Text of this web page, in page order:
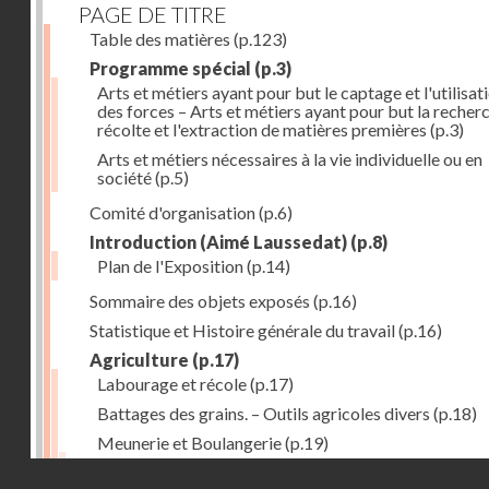
PAGE DE TITRE
Table des matières (p.123)
Programme spécial (p.3)
Arts et métiers ayant pour but le captage et
des forces – Arts et métiers ayant pour but la
récolte et l'extraction de matières premières (p.3)
Arts et métiers nécessaires à la vie individuelle ou en
société(p.5)
Comité d'organisation(p.6)
Introduction (Aimé Laussedat) (p.8)
Plan de l'Exposition(p.14)
Sommaire des objets exposés (p.16)
Statistique et Histoire générale du travail(p.16)
Agriculture (p.17)
Labourage et récole(p.17)
Battages des grains. – Outils agricoles divers (p.18)
Meunerie et Boulangerie(p.19)